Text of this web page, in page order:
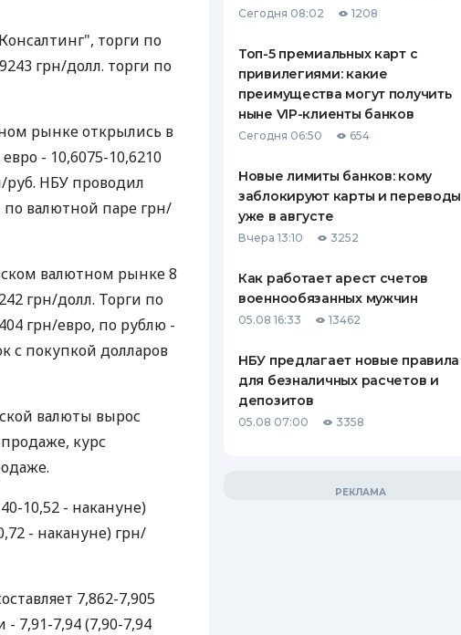
КЕШБЭКА
ВСЕ СТРАХОВЫЕ ПОЛИСЫ
СТРАХОВЫЕ КОМПАНИИ
КОМПАНИЯХ
КОНТАКТЫ
торги по
грн/долл. торги по
рынке открылись в
- 10,6075-10,6210
руб. НБУ проводил
валютной паре грн/
валютном рынке 8
грн/долл. Торги по
грн/евро, по рублю -
с покупкой долларов
валюты вырос
курс
10,52 - накануне)
- накануне) грн/
7,862-7,905
7,91-7,94 (7,90-7,94
Сегодня 08:02 1208
Топ-5 премиальных карт с
привилегиями: какие
преимущества могут получить
ныне VIP-клиенты банков
Сегодня 06:50 654
Новые лимиты банков: кому
заблокируют карты и переводы
уже в августе
Вчера 13:10 3252
Как работает арест счетов
военнообязанных мужчин
05.08 16:33 13462
НБУ предлагает новые правила
для безналичных расчетов и
депозитов
05.08 07:00 3358